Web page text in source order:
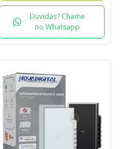
Duvidas? Chame
no Whatsapp